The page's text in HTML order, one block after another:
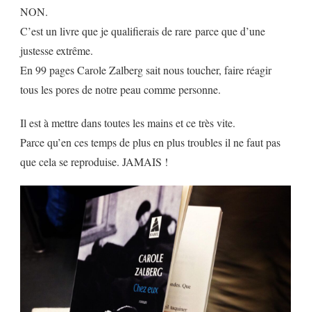
NON.
C’est un livre que je qualifierais de rare parce que d’une
justesse extrême.
En 99 pages Carole Zalberg sait nous toucher, faire réagir
tous les pores de notre peau comme personne.
Il est à mettre dans toutes les mains et ce très vite.
Parce qu’en ces temps de plus en plus troubles il ne faut pas
que cela se reproduise. JAMAIS !